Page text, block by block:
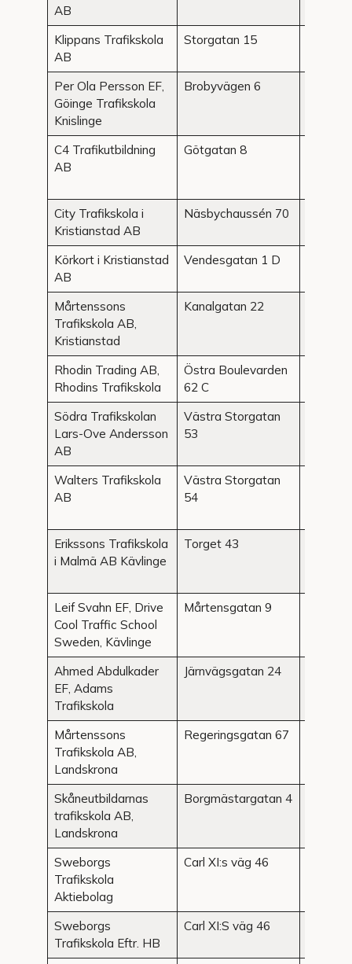
AB
Klippans Trafikskola
AB
Storgatan 15
Per Ola Persson EF,
Göinge Trafikskola
Knislinge
Brobyvägen 6
C4 Trafikutbildning
AB
Götgatan 8
City Trafikskola i
Kristianstad AB
Näsbychaussén 70
Körkort i Kristianstad
AB
Vendesgatan 1 D
Mårtenssons
Trafikskola AB,
Kristianstad
Kanalgatan 22
Rhodin Trading AB,
Rhodins Trafikskola
Östra Boulevarden
62 C
Södra Trafikskolan
Lars-Ove Andersson
AB
Västra Storgatan
53
Walters Trafikskola
AB
Västra Storgatan
54
Erikssons Trafikskola
i Malmä AB Kävlinge
Torget 43
Leif Svahn EF, Drive
Cool Traffic School
Sweden, Kävlinge
Mårtensgatan 9
Ahmed Abdulkader
EF, Adams
Trafikskola
Järnvägsgatan 24
Mårtenssons
Trafikskola AB,
Landskrona
Regeringsgatan 67
Skåneutbildarnas
trafikskola AB,
Landskrona
Borgmästargatan 4
Sweborgs
Trafikskola
Aktiebolag
Carl XI:s väg 46
Sweborgs
Trafikskola Eftr. HB
Carl XI:S väg 46